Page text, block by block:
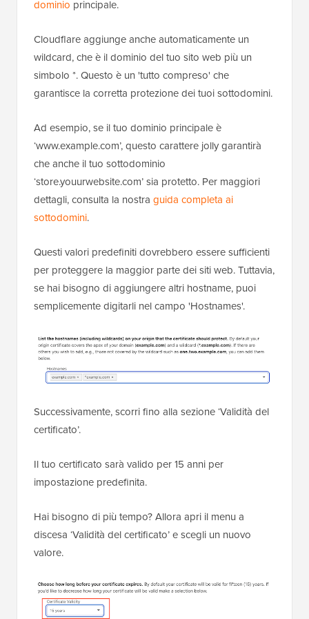
dominio principale.
Cloudflare aggiunge anche automaticamente un
wildcard, che è il dominio del tuo sito web più un
simbolo *. Questo è un 'tutto compreso' che
garantisce la corretta protezione dei tuoi sottodomini.
Ad esempio, se il tuo dominio principale è
‘www.example.com’, questo carattere jolly garantirà
che anche il tuo sottodominio
‘store.youurwebsite.com’ sia protetto. Per maggiori
dettagli, consulta la nostra guida completa ai
sottodomini.
Questi valori predefiniti dovrebbero essere sufficienti
per proteggere la maggior parte dei siti web. Tuttavia,
se hai bisogno di aggiungere altri hostname, puoi
semplicemente digitarli nel campo 'Hostnames'.
Successivamente, scorri fino alla sezione ‘Validità del
certificato’.
Il tuo certificato sarà valido per 15 anni per
impostazione predefinita.
Hai bisogno di più tempo? Allora apri il menu a
discesa ‘Validità del certificato’ e scegli un nuovo
valore.